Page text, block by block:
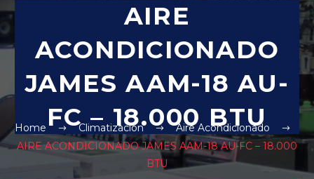
AIRE
ACONDICIONADO
JAMES AAM-18 AU-
FC – 18.000 BTU
Home Climatización
Aire Acondicionado
AIRE ACONDICIONADO JAMES AAM-18 AU-FC – 18.000
BTU